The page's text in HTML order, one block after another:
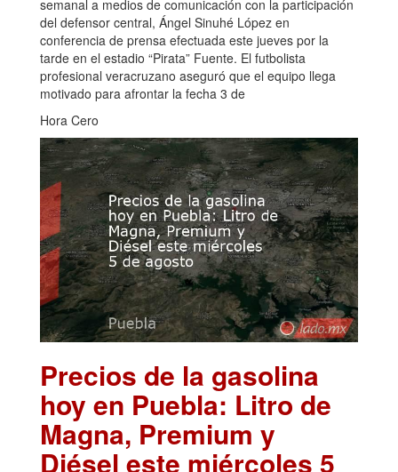
semanal a medios de comunicación con la participación
del defensor central, Ángel Sinuhé López en
conferencia de prensa efectuada este jueves por la
tarde en el estadio “Pirata” Fuente. El futbolista
profesional veracruzano aseguró que el equipo llega
motivado para afrontar la fecha 3 de
Hora Cero
Precios de la gasolina
hoy en Puebla: Litro de
Magna, Premium y
Diésel este miércoles 5